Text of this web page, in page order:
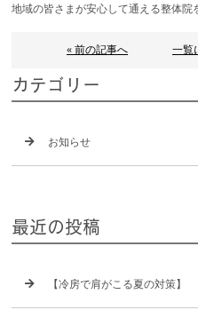
地域の皆さまが安心して通える整体院
« 前の記事へ 一覧
カテゴリー
お知らせ
最近の投稿
【冷房で肩がこる夏の対策】